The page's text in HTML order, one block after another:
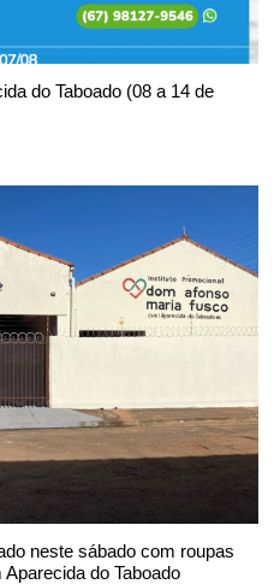
do Taboado (08 a 14 de
neste sábado com roupas
do Taboado